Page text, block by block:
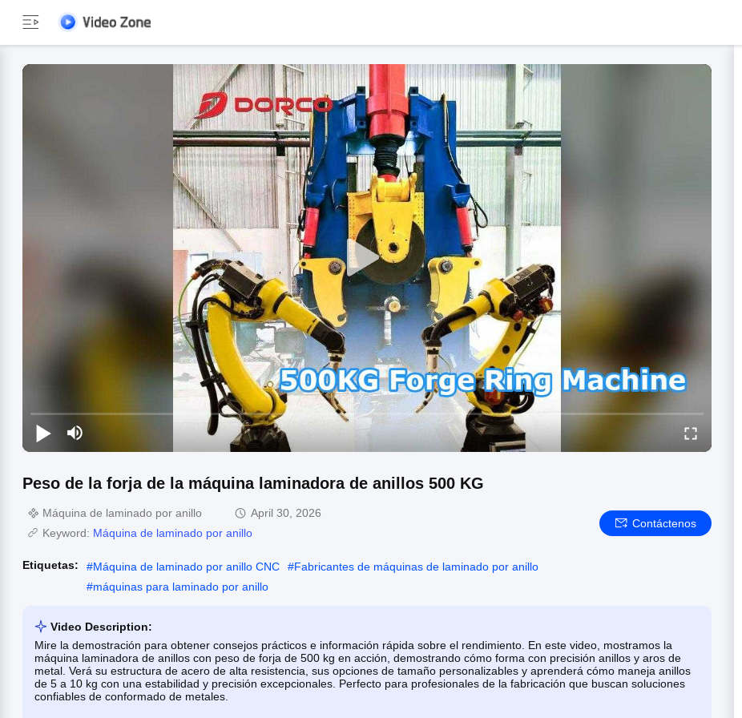
Peso de la forja de la máquina laminadora de anillos 500 KG
Máquina de laminado por anillo
April 30, 2026
Keyword: Máquina de laminado por anillo
Contáctenos
Etiquetas: #Máquina de laminado por anillo CNC #Fabricantes de máquinas de laminado por anillo
#máquinas para laminado por anillo
Video Description:
Mire la demostración para obtener consejos prácticos e información rápida sobre el rendimiento. En este video, mostramos la
máquina laminadora de anillos con peso de forja de 500 kg en acción, demostrando cómo forma con precisión anillos y aros de
metal. Verá su estructura de acero de alta resistencia, sus opciones de tamaño personalizables y aprenderá cómo maneja anillos
de 5 a 10 kg con una estabilidad y precisión excepcionales. Perfecto para profesionales de la fabricación que buscan soluciones
confiables de conformado de metales.